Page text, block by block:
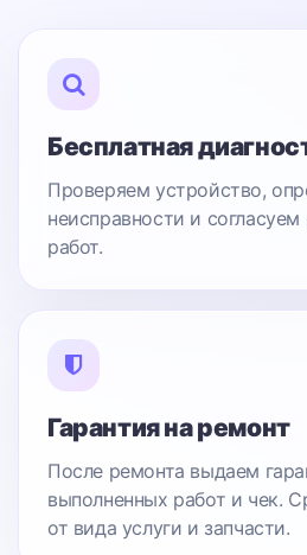
Бесплатная
Проверяем устройство,
неисправности и
работ.
Гарантия на ремонт
После ремонта выдаем
выполненных работ и чек.
от вида услуги и запчасти.